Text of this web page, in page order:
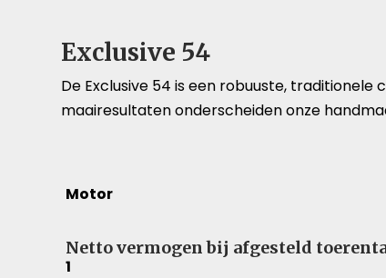
Exclusive 54
De Exclusive 54 is een robuuste,
maairesultaten onderscheiden onze
Motor
Netto vermogen bij afgesteld
1